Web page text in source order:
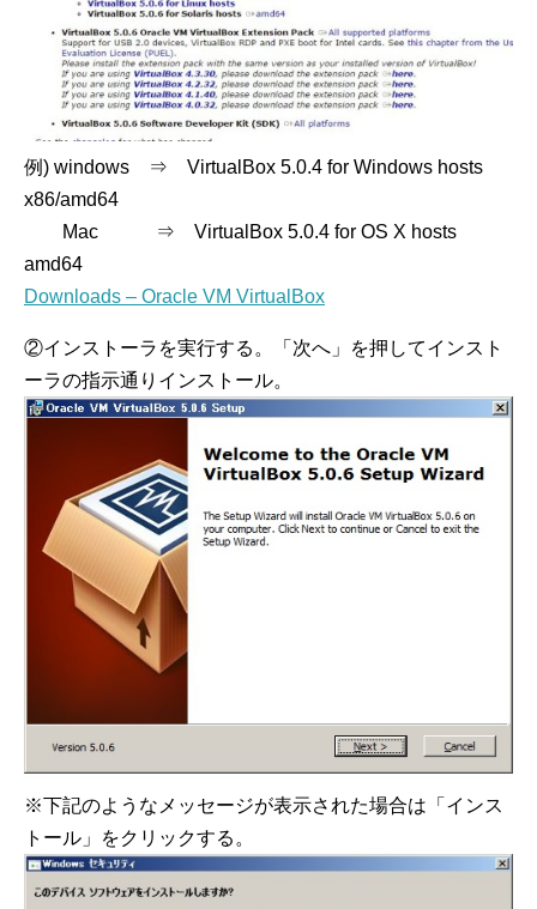
例) windows ⇒ VirtualBox 5.0.4 for Windows hosts
x86/amd64
Mac ⇒ VirtualBox 5.0.4 for OS X hosts
amd64
Downloads – Oracle VM VirtualBox
②インストーラを実行する。「次へ」を押してインスト
ーラの指示通りインストール。
※下記のようなメッセージが表示された場合は「インス
トール」をクリックする。